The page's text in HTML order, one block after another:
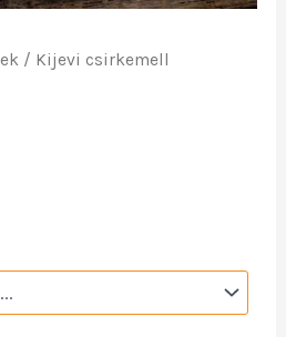
/ Kijevi csirkemell